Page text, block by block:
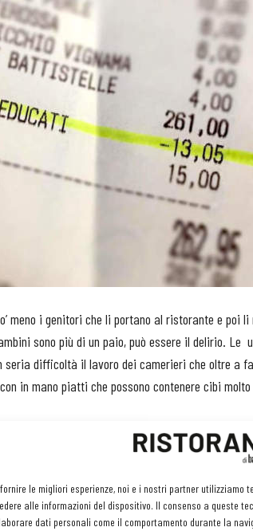
le migliori esperienze, noi e i nostri partner utilizziamo
alle informazioni del dispositivo. Il consenso a queste
dati personali come il comportamento durante la
meno i genitori che li portano al ristorante e poi li
sono più di un paio, può essere il delirio. Le
difficoltà il lavoro dei camerieri che oltre a
in mano piatti che possono contenere cibi
Di quanto i bambini possano essere mine
Antonio Ferrari, gestore
domenica a pranzo, quando si realizza il
infantile nei luoghi di ristoro.